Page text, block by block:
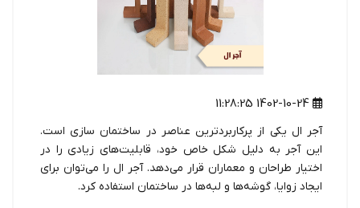
1402-10-24 11:28:25
آجر ال یکی از پرکاربردترین عناصر در ساختمان سازی است.
این آجر به دلیل شکل خاص خود، قابلیت‌های زیادی را در
اختیار طراحان و معماران قرار می‌دهد. آجر ال را می‌توان برای
ایجاد زوایا، گوشه‌ها و لبه‌ها در ساختمان استفاده کرد.